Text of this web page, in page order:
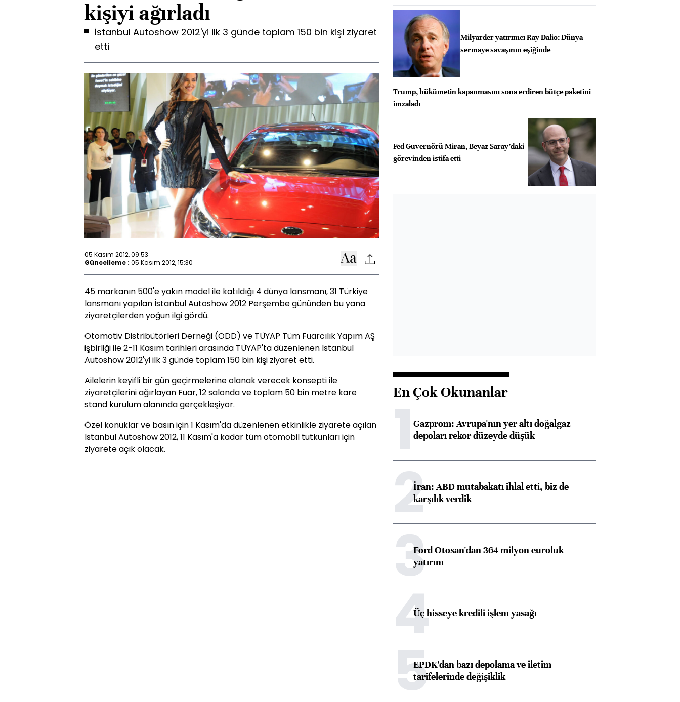
kişiyi ağırladı
İstanbul Autoshow 2012'yi ilk 3 günde toplam 150 bin kişi ziyaret
etti
05 Kasım 2012, 09:53
Güncelleme : 05 Kasım 2012, 15:30
45 markanın 500'e yakın model ile katıldığı 4 dünya lansmanı, 31 Türkiye
lansmanı yapılan İstanbul Autoshow 2012 Perşembe gününden bu yana
ziyaretçilerden yoğun ilgi gördü.
Otomotiv Distribütörleri Derneği (ODD) ve TÜYAP Tüm Fuarcılık Yapım AŞ
işbirliği ile 2-11 Kasım tarihleri arasında TÜYAP'ta düzenlenen İstanbul
Autoshow 2012'yi ilk 3 günde toplam 150 bin kişi ziyaret etti.
Ailelerin keyifli bir gün geçirmelerine olanak verecek konsepti ile
ziyaretçilerini ağırlayan Fuar, 12 salonda ve toplam 50 bin metre kare
stand kurulum alanında gerçekleşiyor.
Özel konuklar ve basın için 1 Kasım'da düzenlenen etkinlikle ziyarete açılan
İstanbul Autoshow 2012, 11 Kasım'a kadar tüm otomobil tutkunları için
ziyarete açık olacak.
Milyarder yatırımcı Ray Dalio: Dünya
sermaye savaşının eşiğinde
Trump, hükümetin kapanmasını sona erdiren bütçe paketini
imzaladı
Fed Guvernörü Miran, Beyaz Saray’daki
görevinden istifa etti
En Çok Okunanlar
1Gazprom: Avrupa'nın yer altı doğalgaz
depoları rekor düzeyde düşük
2İran: ABD mutabakatı ihlal etti, biz de
karşılık verdik
3Ford Otosan'dan 364 milyon euroluk
yatırım
4Üç hisseye kredili işlem yasağı
5EPDK'dan bazı depolama ve iletim
tarifelerinde değişiklik